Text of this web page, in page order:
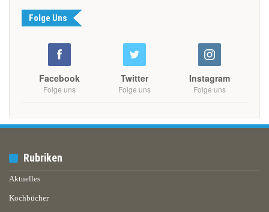
Folge Uns
Facebook
Folge uns
Twitter
Folge uns
Instagram
Folge uns
Rubriken
Aktuelles
Kochbücher